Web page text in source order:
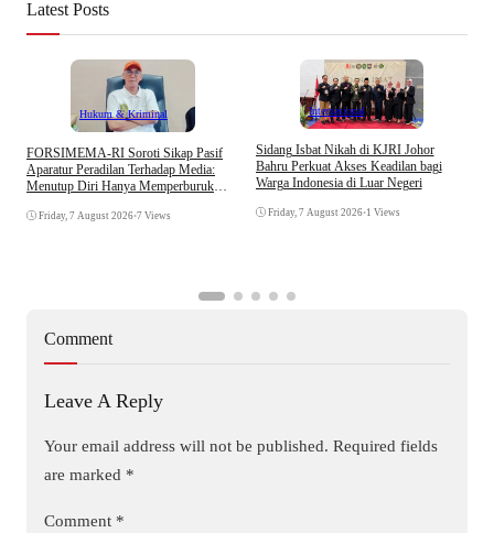
Latest Posts
Hukum & Kriminal
​FORSIMEMA-RI Soroti Sikap Pasif
Aparatur Peradilan Terhadap Media:
Menutup Diri Hanya Memperburuk
Friday, 7 August 2026•7 Views
Internasional
Sidang Isbat Nikah di KJRI Johor
Bahru Perkuat Akses Keadilan bagi
Warga Indonesia di Luar Negeri
Friday, 7 August 2026•1 Views
Comment
Leave A Reply
Your email address will not be published. Required fields
are marked *
Comment *